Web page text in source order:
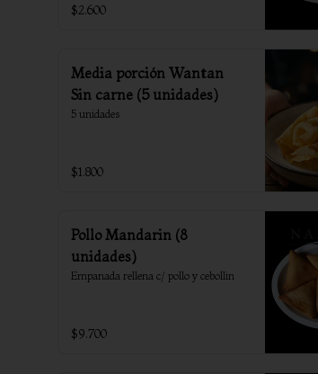
$2.600
Media porción Wantan
Sin carne (5 unidades)
5 unidades
$1.800
Pollo Mandarin (8
unidades)
Empanada rellena c/ pollo y cebollin
$9.700